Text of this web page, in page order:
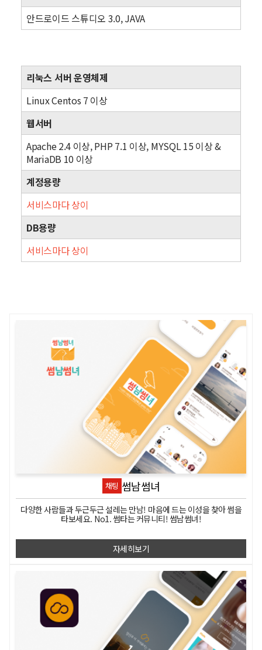
안드로이드 스튜디오 3.0, JAVA
리눅스 서버 운영체제
Linux Centos 7 이상
웹서버
Apache 2.4 이상, PHP 7.1 이상, MYSQL 15 이상 &
MariaDB 10 이상
계정용량
서비스마다 상이
DB용량
서비스마다 상이
채팅 썸남썸녀
다양한 사람들과 두근두근 설레는 만남! 마음에 드는 이성을 찾아 썸을
타보세요. No1. 썸타는 커뮤니티! 썸남썸녀!
자세히보기